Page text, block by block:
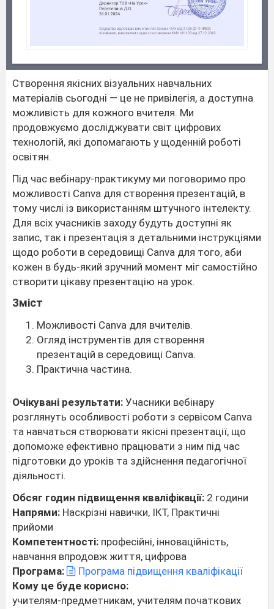
Створення якісних візуальних навчальних
матеріалів сьогодні — це не привілегія, а доступна
можливість для кожного вчителя. Ми
продовжуємо досліджувати світ цифрових
технологій, які допомагають у щоденній роботі
освітян.
Під час вебінару-практикуму ми поговоримо про
можливості Canva для створення презентацій, в
тому числі із використанням штучного інтелекту.
Для всіх учасників заходу будуть доступні як
запис, так і презентація з детальними інструкціями
щодо роботи в середовищі Canva для того, аби
кожен в будь-який зручний момент міг самостійно
створити цікаву презентацію на урок.
Зміст
Можливості Canva для вчителів.
Огляд інструментів для створення
презентацій в середовищі Canva.
Практична частина.
Очікувані результати: Учасники вебінару
розглянуть особливості роботи з сервісом Canva
та навчаться створювати якісні презентації, що
допоможе ефективно працювати з ним під час
підготовки до уроків та здійснення педагогічної
діяльності.
Обсяг годин підвищення кваліфікації: 2 години
Напрями: Наскрізні навички, ІКТ, Практичні
прийоми
Компетентності: професійні, інноваційність,
навчання впродовж життя, цифрова
Програма:
Програма підвищення кваліфікації
Кому це буде корисно:
учителям-предметникам, учителям початкових